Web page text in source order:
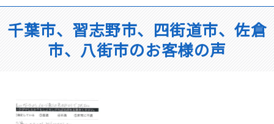
千葉市、習志野市、四街道市、佐倉
市、八街市のお客様の声